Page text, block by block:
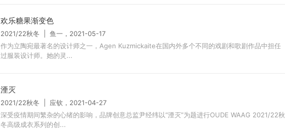
欢乐糖果渐变色
2021/22秋冬 | 鱼一，2021-05-17
作为立陶宛最著名的设计师之一，Agen Kuzmickaite在国内外多个不同的戏剧和歌剧作品中担任
过服装设计师。她的灵...
湮灭
2021/22秋冬 | 应钦，2021-04-27
深受疫情期间繁杂的心绪的影响，品牌创意总监尹经纬以“湮灭”为题进行OUDE WAAG 2021/22秋
冬高级成衣系列的创...